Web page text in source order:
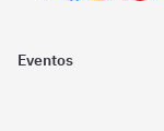
Eventos